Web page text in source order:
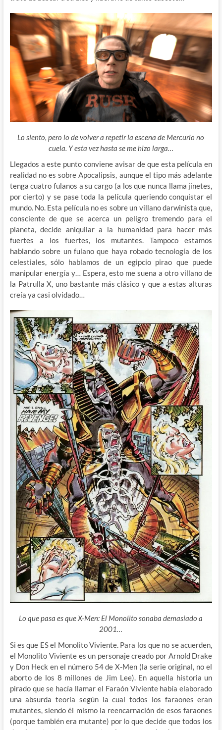
Lo siento, pero lo de volver a repetir la escena de Mercurio no
cuela. Y esta vez hasta se me hizo larga…
Llegados a este punto conviene avisar de que esta película en
realidad no es sobre Apocalipsis, aunque el tipo más adelante
tenga cuatro fulanos a su cargo (a los que nunca llama jinetes,
por cierto) y se pase toda la película queriendo conquistar el
mundo. No. Esta película no es sobre un villano darwinista que,
consciente de que se acerca un peligro tremendo para el
planeta, decide aniquilar a la humanidad para hacer más
fuertes a los fuertes, los mutantes. Tampoco estamos
hablando sobre un fulano que haya robado tecnología de los
celestiales, sólo hablamos de un egipcio pirao que puede
manipular energía y… Espera, esto me suena a otro villano de
la Patrulla X, uno bastante más clásico y que a estas alturas
creía ya casi olvidado…
Lo que pasa es que X-Men: El Monolito sonaba demasiado a
2001…
Si es que ES el Monolito Viviente. Para los que no se acuerden,
el Monolito Viviente es un personaje creado por Arnold Drake
y Don Heck en el número 54 de X-Men (la serie original, no el
aborto de los 8 millones de Jim Lee). En aquella historia un
pirado que se hacía llamar el Faraón Viviente había elaborado
una absurda teoría según la cual todos los faraones eran
mutantes, siendo él mismo la reencarnación de esos faraones
(porque también era mutante) por lo que decide que todos los